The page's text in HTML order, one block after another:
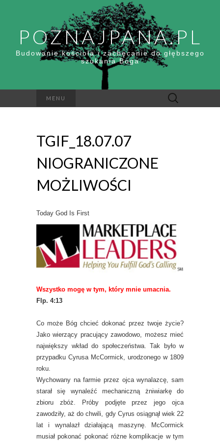
POZNAJPANA.PL
Budowanie kościoła i zachęcanie do głębszego
szukania Boga
MENU Szukaj:
TGIF_18.07.07
NIOGRANICZONE
MOŻLIWOŚCI
Today God Is First
Wszystko mogę w tym, który mnie umacnia.
Flp. 4:13
Co może Bóg chcieć dokonać przez twoje życie?
Jako wierzący pracujący zawodowo, możesz mieć
największy wkład do społeczeństwa. Tak było w
przypadku Cyrusa McCormick, urodzonego w 1809
roku.
Wychowany na farmie przez ojca wynalazcę, sam
starał się wynaleźć mechaniczną żniwiarkę do
zbioru zbóż. Próby podjęte przez jego ojca
zawodziły, aż do chwili, gdy Cyrus osiągnął wiek 22
lat i wynalazł działającą maszynę. McCormick
musiał pokonać pokonać różne komplikacje w tym